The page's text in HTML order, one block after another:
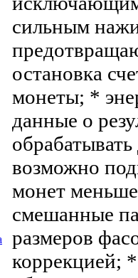
сильным
остановка
монеты; *
данные о
возможно
монет
смешанные
размеров
коррекцией;